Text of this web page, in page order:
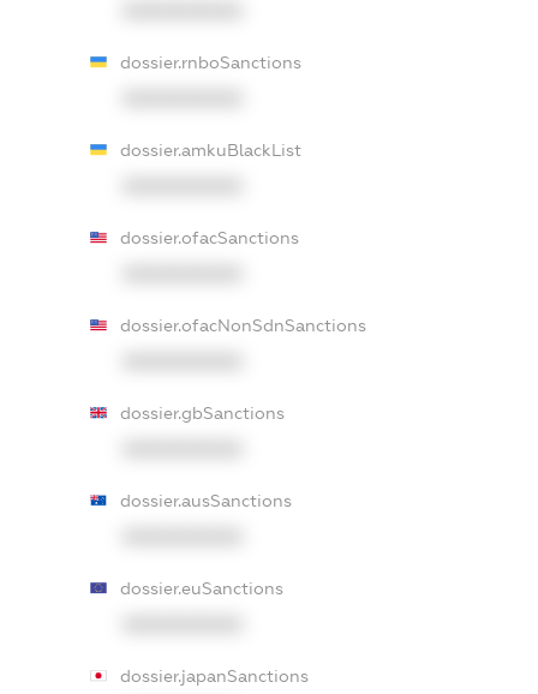
dossier.rnboSanctions
dossier.amkuBlackList
dossier.ofacSanctions
dossier.ofacNonSdnSanctions
dossier.gbSanctions
dossier.ausSanctions
dossier.euSanctions
dossier.japanSanctions